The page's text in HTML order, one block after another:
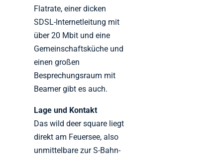
Flatrate, einer dicken
SDSL-Internetleitung mit
über 20 Mbit und eine
Gemeinschaftsküche und
einen großen
Besprechungsraum mit
Beamer gibt es auch.
Lage und Kontakt
Das wild deer square liegt
direkt am Feuersee, also
unmittelbare zur S-Bahn-